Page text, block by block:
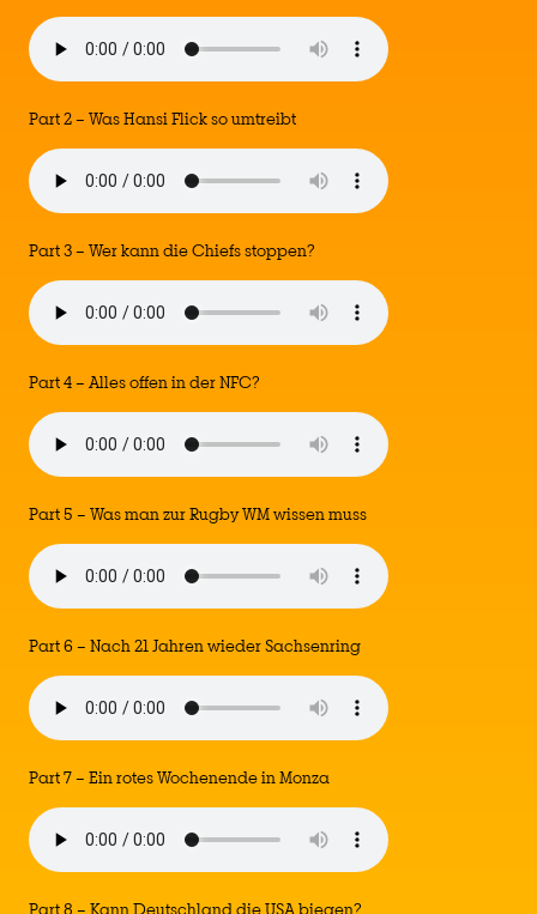
Part 2 – Was Hansi Flick so umtreibt
Part 3 – Wer kann die Chiefs stoppen?
Part 4 – Alles offen in der NFC?
Part 5 – Was man zur Rugby WM wissen muss
Part 6 – Nach 21 Jahren wieder Sachsenring
Part 7 – Ein rotes Wochenende in Monza
Part 8 – Kann Deutschland die USA biegen?